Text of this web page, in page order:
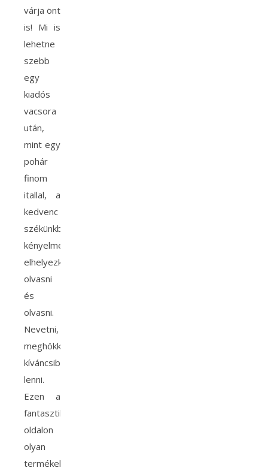
várja önt
is! Mi is
lehetne
szebb
egy
kiadós
vacsora
után,
mint egy
pohár
finom
itallal, a
kedvenc
székünkben
kényelmesen
elhelyezkedve
olvasni
és
olvasni.
Nevetni,
meghökkeni,
kíváncsibbnak
lenni.
Ezen a
fantasztikus
oldalon
olyan
termékekkel